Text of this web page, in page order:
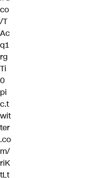
co
/T
Ac
q1
rg
Ti
0
pi
c.t
wit
ter
.co
m/
riK
tLt